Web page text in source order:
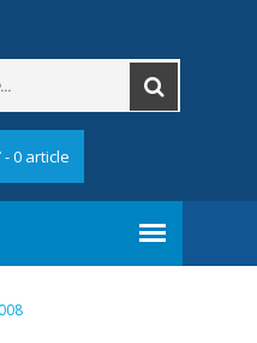
- 0 article